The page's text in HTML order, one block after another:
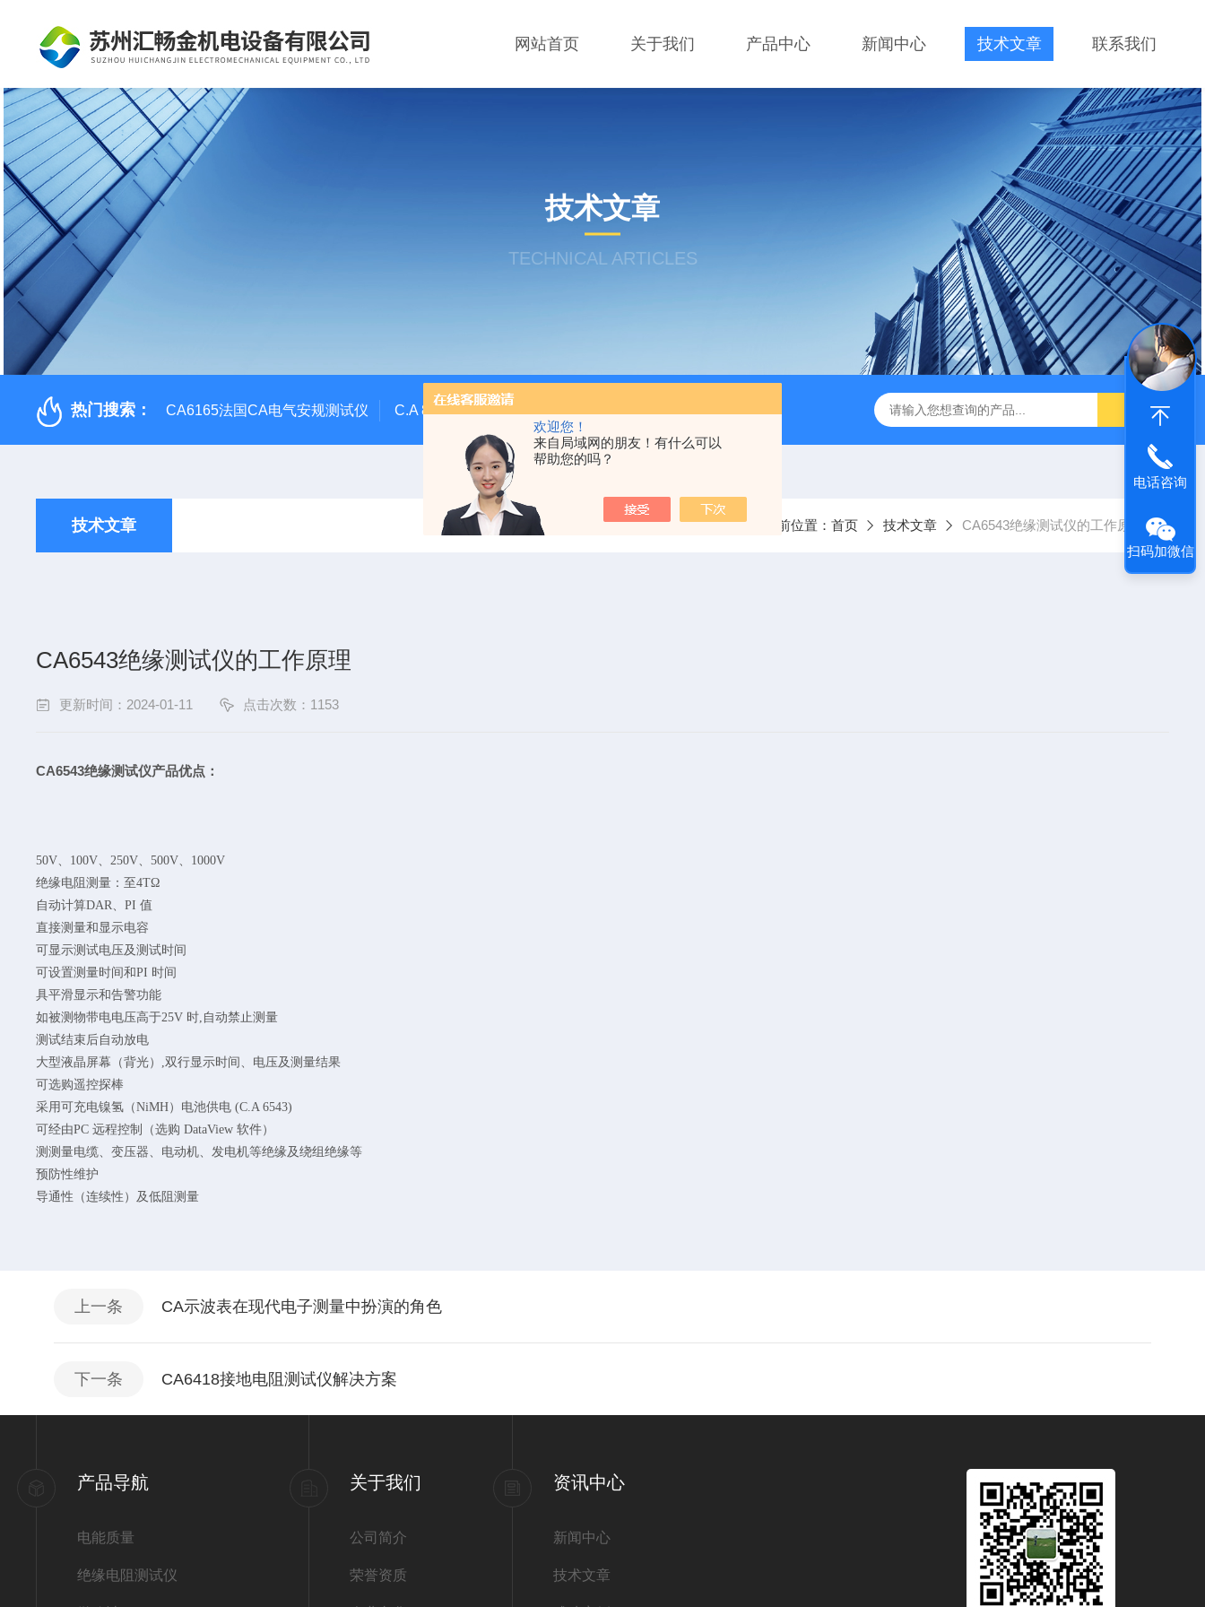
欢迎您！
来自局域网的朋友！有什么可以
帮助您的吗？
网站首页 关于我们 产品中心 新闻中心 技术文章 联系我们
技术文章
TECHNICAL ARTICLES
热门搜索： CA6165法国CA电气安规测试仪 C.A 8336CA三相电能质量分析仪 C.A6292法国CA大电流微欧计 E27法国CA交直流电流钳
技术文章 当前位置： 首页 技术文章 CA6543绝缘测试仪的工作原理
CA6543绝缘测试仪的工作原理
更新时间：2024-01-11 点击次数：1153
CA6543绝缘测试仪产品优点：
50V、100V、250V、500V、1000V
绝缘电阻测量：至4TΩ
自动计算DAR、PI 值
直接测量和显示电容
可显示测试电压及测试时间
可设置测量时间和PI 时间
具平滑显示和告警功能
如被测物带电电压高于25V 时,自动禁止测量
测试结束后自动放电
大型液晶屏幕（背光）,双行显示时间、电压及测量结果
可选购遥控探棒
采用可充电镍氢（NiMH）电池供电 (C.A 6543)
可经由PC 远程控制（选购 DataView 软件）
测测量电缆、变压器、电动机、发电机等绝缘及绕组绝缘等
预防性维护
导通性（连续性）及低阻测量
上一条 CA示波表在现代电子测量中扮演的角色
下一条 CA6418接地电阻测试仪解决方案
产品导航
电能质量
绝缘电阻测试仪
关于我们
公司简介
荣誉资质
资讯中心
新闻中心
技术文章
电话咨询
扫码加微信